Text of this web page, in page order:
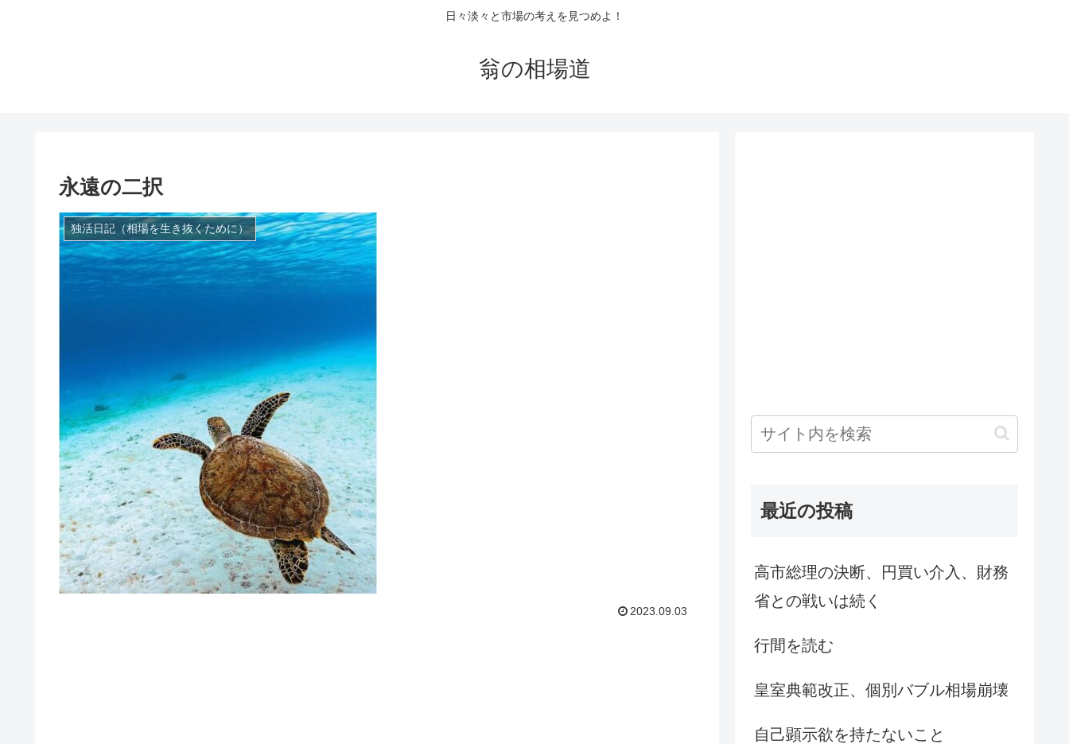
日々淡々と市場の考えを見つめよ！
翁の相場道
永遠の二択
独活日記（相場を生き抜くために）
2023.09.03
最近の投稿
高市総理の決断、円買い介入、財務
省との戦いは続く
行間を読む
皇室典範改正、個別バブル相場崩壊
自己顕示欲を持たないこと